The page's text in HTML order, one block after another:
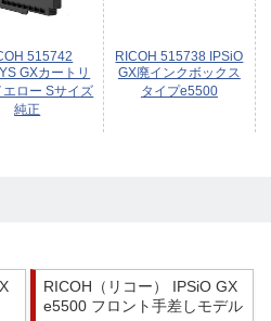
515742
GXカートリ
エロー Sサイズ
純正
RICOH 515738 IPSiO
GX廃インクボックス
タイプe5500
RICOH（リコー） IPSiO GX
e5500 フロント手差しモデル